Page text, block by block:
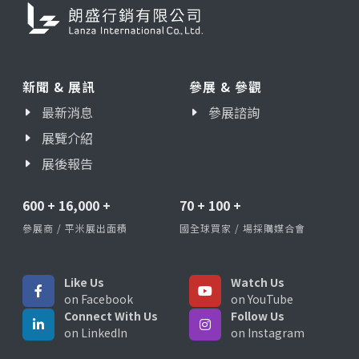
新聞 & 展訊
最新消息
展覽介紹
展後報告
參展 & 參觀
參展諮詢
600 + 16,000 +
參展商 / 平米展出面積
70 + 100 +
國全球買家 / 場採購媒合會
Like Us
on Facebook
Watch Us
on YouTube
Connect With Us
on LinkedIn
Follow Us
on Instagram